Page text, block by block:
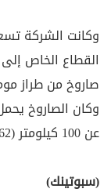
وكانت الشركة
القطاع الخاص
صاروخ من طراز
وكان الصاروخ
عن 100 كيلومتر (62 ميلاً).
(سبوتينك)